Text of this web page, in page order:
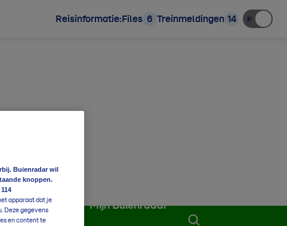
Reisinformatie:Files 6 Treinmeldingen 14
Mijn Buienradar
Buienradar wil
knoppen.
114
apparaat dat je
Deze gegevens
en content te